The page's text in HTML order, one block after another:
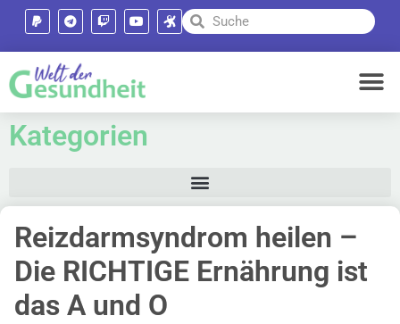
Kategorien
Reizdarmsyndrom heilen –
Die RICHTIGE Ernährung ist
das A und O